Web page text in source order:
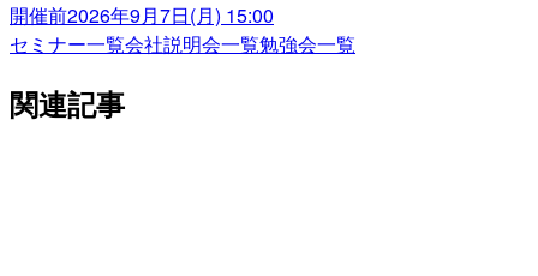
開催前2026年9月7日(月) 15:00
セミナー一覧会社説明会一覧勉強会一覧
関連記事